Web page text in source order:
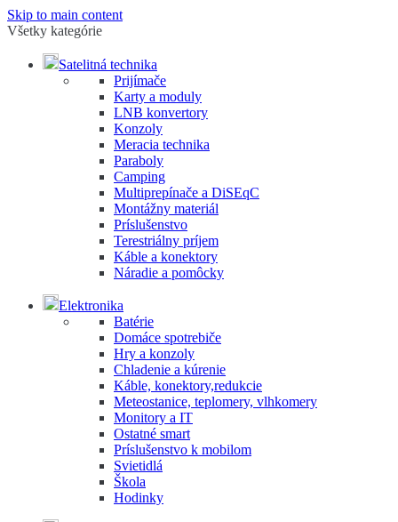
Skip to main content
Všetky kategórie
Satelitná technika
Prijímače
Karty a moduly
LNB konvertory
Konzoly
Meracia technika
Paraboly
Camping
Multiprepínače a DiSEqC
Montážny materiál
Príslušenstvo
Terestriálny príjem
Káble a konektory
Náradie a pomôcky
Elektronika
Batérie
Domáce spotrebiče
Hry a konzoly
Chladenie a kúrenie
Káble, konektory,redukcie
Meteostanice, teplomery, vlhkomery
Monitory a IT
Ostatné smart
Príslušenstvo k mobilom
Svietidlá
Škola
Hodinky